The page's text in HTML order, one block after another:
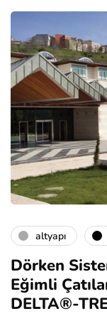
altyapı
Dörken
Eğimli
DELTA®-